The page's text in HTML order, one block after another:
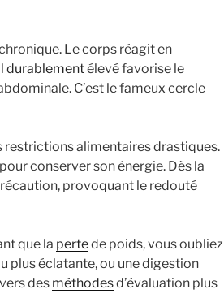
Le corps réagit en
durablementélevé favorise le
C’est le fameux cercle
restrictions alimentaires drastiques.
conserver son énergie. Dès la
provoquant le redouté
que la pertede poids, vous oubliez
plus éclatante, ou une digestion
des méthodesd’évaluation plus